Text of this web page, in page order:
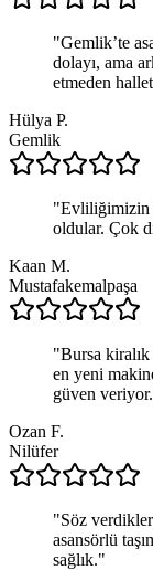
"Gemlik’te
dolayı, ama
etmeden
Hülya P.
Gemlik
"Evliliğimizin
oldular. Çok
Kaan M.
Mustafakemalpaşa
"Bursa kiralık
en yeni
güven veriyor.
Ozan F.
Nilüfer
"Söz
asansörlü
sağlık."